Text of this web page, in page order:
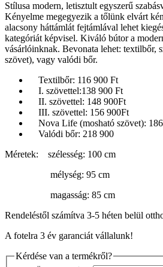
Stílusa modern, letisztult egyszerű
Kényelme megegyezik a tőlünk elvárt
alacsony háttámlát fejtámlával lehet
kategóriát képvisel. Kiváló bútor a
vásárlóinknak. Bevonata lehet: textilbőr,
szövet), vagy valódi bőr.
Textilbőr: 116 900 Ft
I. szövettel:138 900 Ft
II. szövettel: 148 900Ft
III. szövettel: 156 900Ft
Nova Life (mosható szövet):
Valódi bőr: 218 900
Méretek: szélesség: 100 cm
mélység: 95 cm
magasság: 85 cm
Rendeléstől számítva 3-5 héten belül
A fotelra 3 év garanciát vállalunk!
Kérdése van a termékről?